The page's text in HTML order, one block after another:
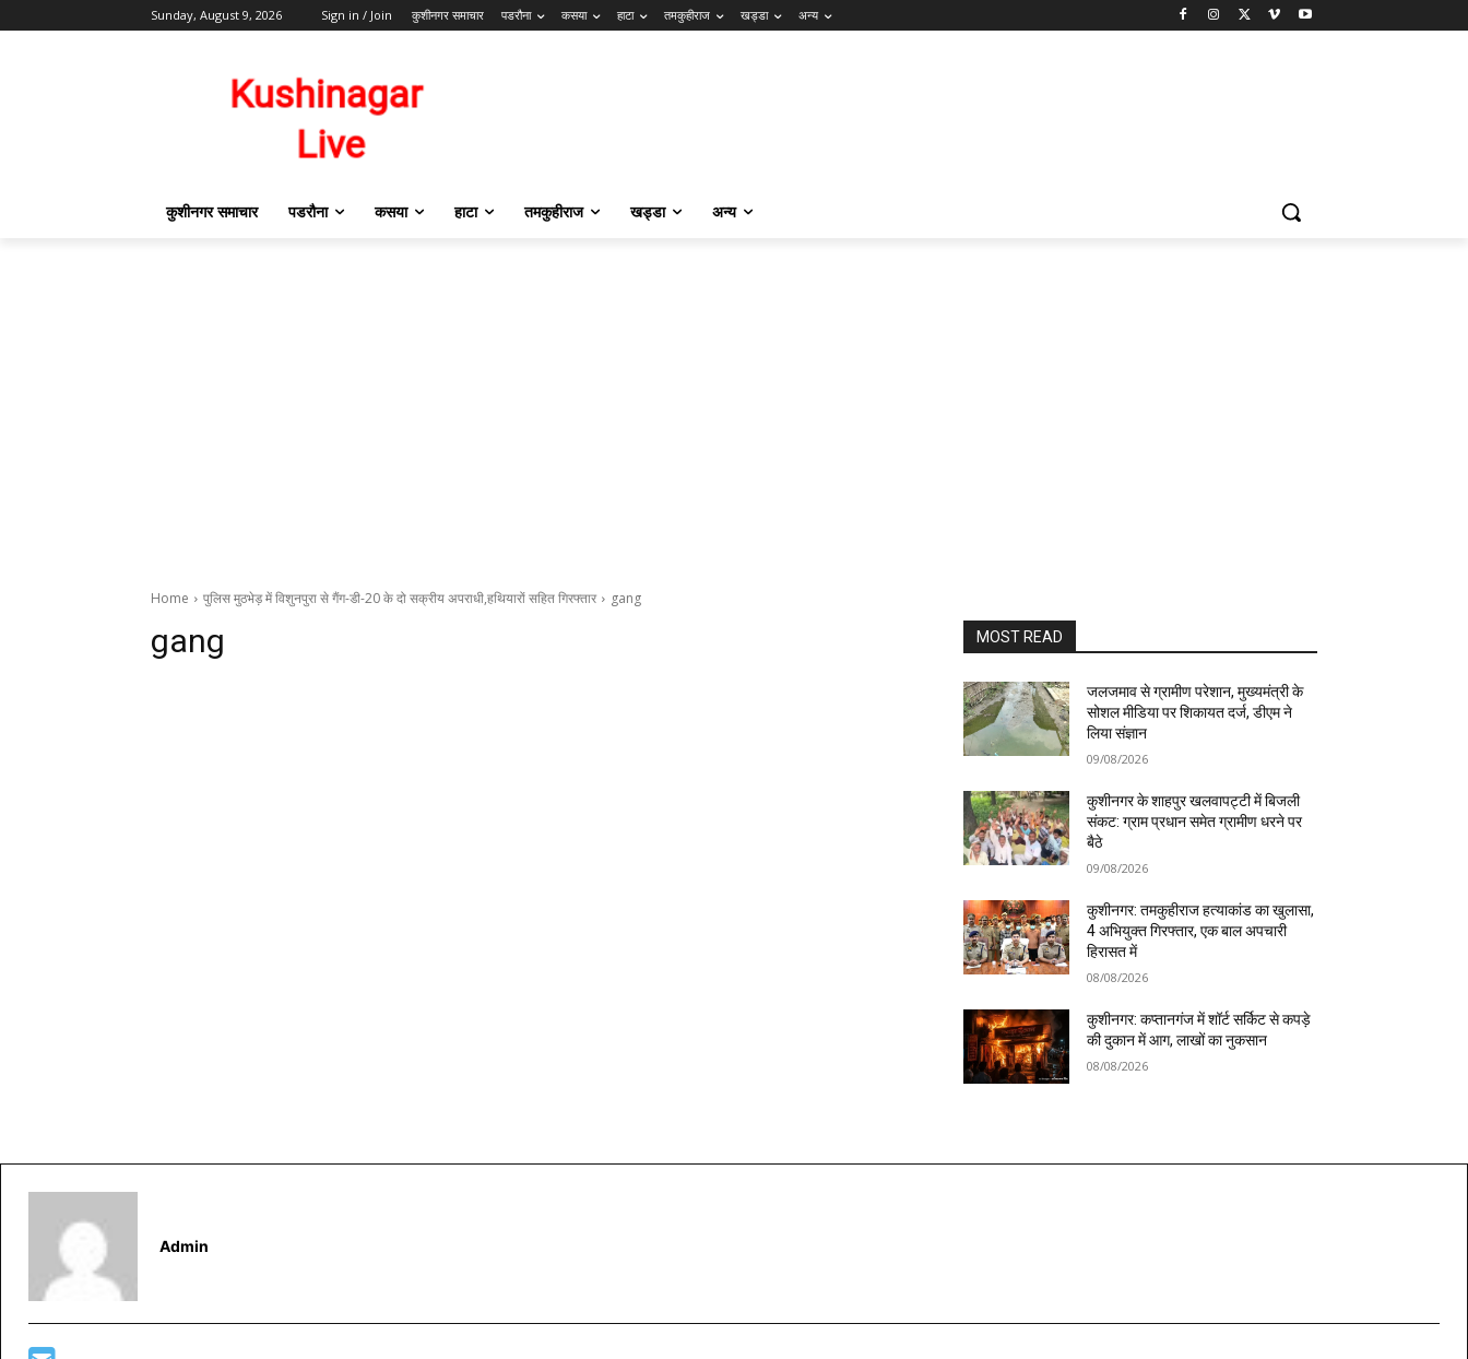
Sunday, August 9, 2026 Sign in / Join कुशीनगर समाचार पडरौना कसया हाटा तमकुहीराज खड्डा अन्य
कुशीनगर समाचार पडरौना कसया हाटा तमकुहीराज खड्डा अन्य
Home पुलिस मुठभेड़ में विशुनपुरा से गैंग-डी-20 के दो सक्रीय अपराधी,हथियारों सहित गिरफ्तार gang
gang MOST READ
जलजमाव से ग्रामीण परेशान, मुख्यमंत्री के
सोशल मीडिया पर शिकायत दर्ज, डीएम ने
लिया संज्ञान
09/08/2026
कुशीनगर के शाहपुर खलवापट्टी में बिजली
संकट: ग्राम प्रधान समेत ग्रामीण धरने पर
बैठे
09/08/2026
कुशीनगर: तमकुहीराज हत्याकांड का खुलासा,
4 अभियुक्त गिरफ्तार, एक बाल अपचारी
हिरासत में
08/08/2026
कुशीनगर: कप्तानगंज में शॉर्ट सर्किट से कपड़े
की दुकान में आग, लाखों का नुकसान
08/08/2026
Admin